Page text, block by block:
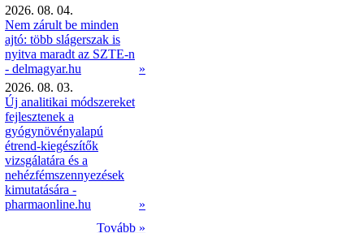
2026. 08. 04.
Nem zárult be minden
ajtó: több slágerszak is
nyitva maradt az SZTE-n
- delmagyar.hu
»
2026. 08. 03.
Új analitikai módszereket
fejlesztenek a
gyógynövényalapú
étrend-kiegészítők
vizsgálatára és a
nehézfémszennyezések
kimutatására -
pharmaonline.hu
»
Tovább »